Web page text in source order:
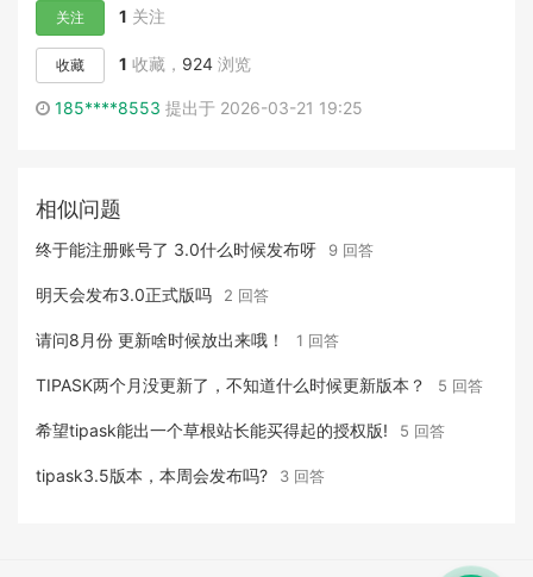
关注 1 关注
收藏 1 收藏， 924 浏览
185****8553 提出于 2026-03-21 19:25
相似问题
终于能注册账号了 3.0什么时候发布呀 9 回答
明天会发布3.0正式版吗 2 回答
请问8月份 更新啥时候放出来哦！ 1 回答
TIPASK两个月没更新了，不知道什么时候更新版本？ 5 回答
希望tipask能出一个草根站长能买得起的授权版! 5 回答
tipask3.5版本，本周会发布吗? 3 回答